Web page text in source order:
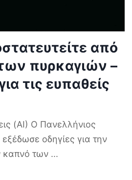
από
πυρκαγιών –
τις ευπαθείς
(AI) Ο Πανελλήνιος
οδηγίες για την
καπνό των ...